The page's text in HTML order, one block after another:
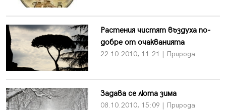
Растения чистят въздуха по-
добре от очакванията
22.10.2010, 11:21 | Природа
Задава се люта зима
08.10.2010, 15:09 | Природа